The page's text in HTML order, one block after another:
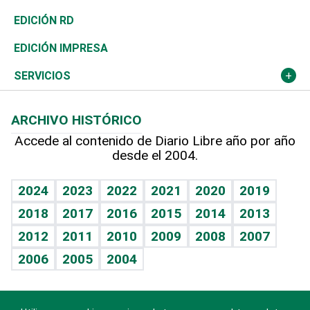
Ocenanía
Caribe
Resto del mundo
Telecom.
Global y variable
Economía personal
Sociales
Novedades
Podcast Arte Libre
Hablando con el pediatra
Vida y familia
Eñe
Celebrando la vida
Sin complejos
En pocas palabras
Tenis
Olimpismo
Más deportes
Línea de hit
TBT Deportivo
El Espía
Noticiero Poteleche
Columnistas
Más firmas
Historia
Martes de tecnología
Cambio climático
Revista
Deportes
Opinión
Hecho en casa
Guía del dinero
EDICIÓN RD
EDICIÓN IMPRESA
SERVICIOS
Cumpleaños
Horóscopos
Crucigramas
ARCHIVO HISTÓRICO
Accede al contenido de Diario Libre año por año
desde el 2004.
2024 2023 2022 2021 2020
2019
2018
2017 2016 2015 2014
2013
2012
2011 2010 2009 2008
2007
2006
2005 2004